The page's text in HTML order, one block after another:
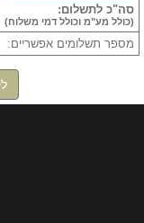
סה"כ לתשלום:
(כולל מע"מ וכולל דמי משלוח)
מספר תשלומים אפשריים: